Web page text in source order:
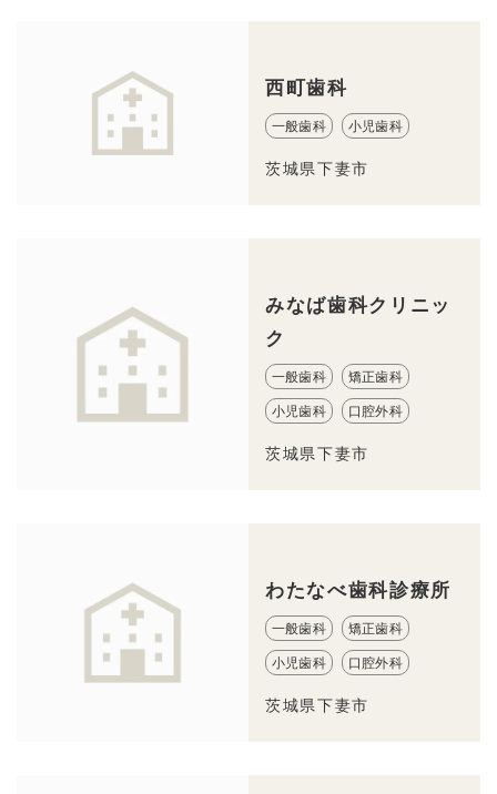
西町歯科
一般歯科 小児歯科
茨城県下妻市
みなば歯科クリニッ
ク
一般歯科 矯正歯科
小児歯科 口腔外科
茨城県下妻市
わたなべ歯科診療所
一般歯科 矯正歯科
小児歯科 口腔外科
茨城県下妻市